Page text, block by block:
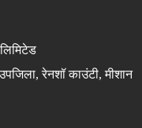
रेनशॉ काउंटी, मीशान